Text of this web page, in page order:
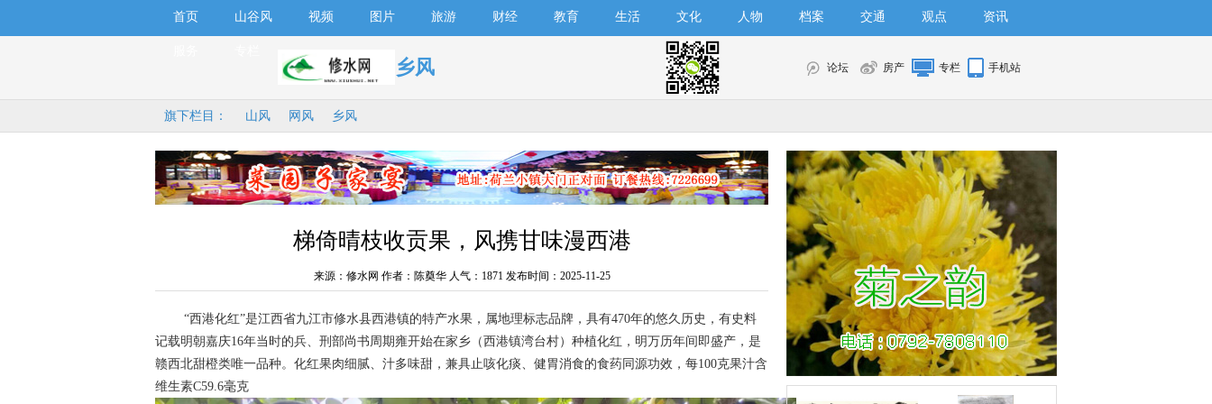
首页 山谷风 视频 图片 旅游 财经 教育 生活 文化 人物 档案 交通 观点 资讯
乡风 论坛 房产 专栏 手机站
旗下栏目： 山风 网风 乡风
梯倚晴枝收贡果，风携甘味漫西港
来源：修水网 作者：陈奠华 人气： 1871 发布时间：2025-11-25
“西港化红”是江西省九江市修水县西港镇的特产水果，属地理标志品牌，具有470年的悠久历史，有史料
记载明朝嘉庆16年当时的兵、刑部尚书周期雍开始在家乡（西港镇湾台村）种植化红，明万历年间即盛产，是
赣西北甜橙类唯一品种。化红果肉细腻、汁多味甜，兼具止咳化痰、健胃消食的食药同源功效，每100克果汁含
维生素C59.6毫克